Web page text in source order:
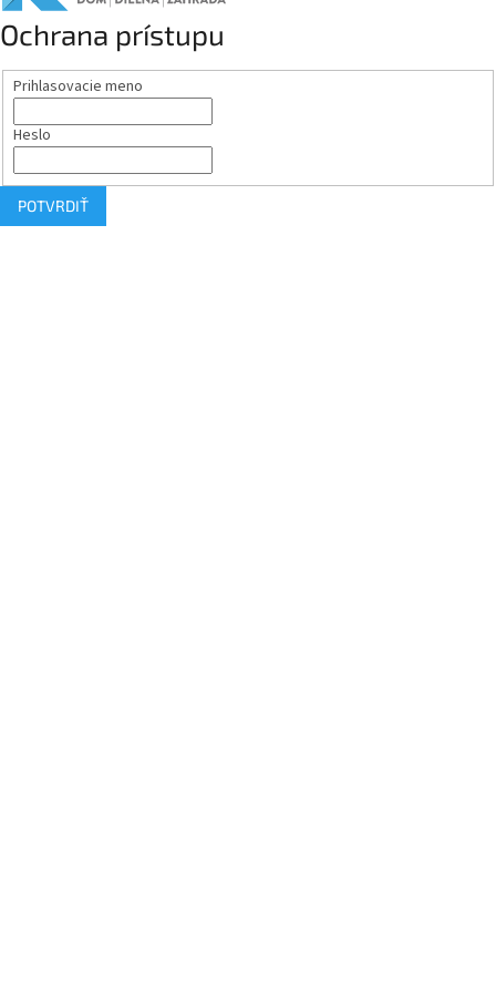
Ochrana prístupu
Prihlasovacie meno
Heslo
POTVRDIŤ